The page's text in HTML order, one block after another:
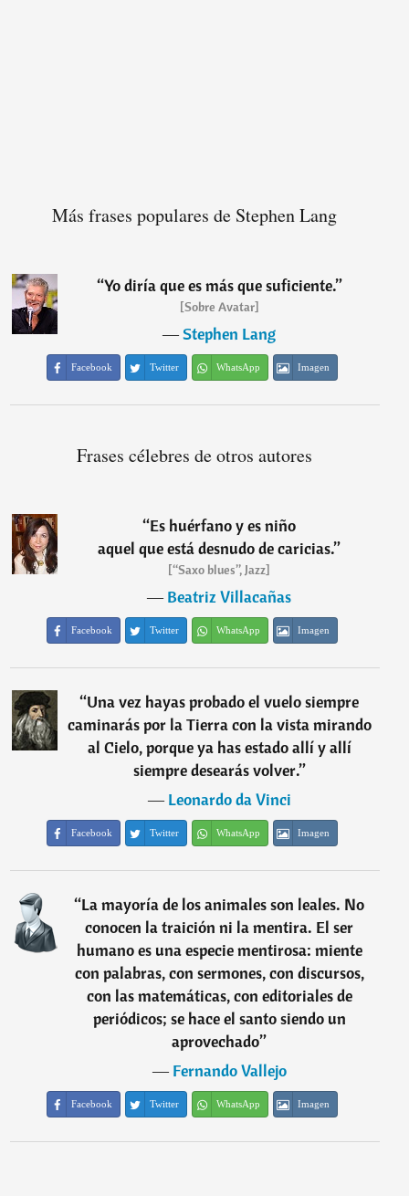
Más frases populares de Stephen Lang
“Yo diría que es más que suficiente.”
[Sobre Avatar]
―Stephen Lang
Facebook Twitter WhatsApp Imagen
Frases célebres de otros autores
“Es huérfano y es niño
aquel que está desnudo de caricias.”
[“Saxo blues”, Jazz]
―Beatriz Villacañas
Facebook Twitter WhatsApp Imagen
“Una vez hayas probado el vuelo siempre
caminarás por la Tierra con la vista mirando
al Cielo, porque ya has estado allí y allí
siempre desearás volver.”
―Leonardo da Vinci
Facebook Twitter WhatsApp Imagen
“La mayoría de los animales son leales. No
conocen la traición ni la mentira. El ser
humano es una especie mentirosa: miente
con palabras, con sermones, con discursos,
con las matemáticas, con editoriales de
periódicos; se hace el santo siendo un
aprovechado”
―Fernando Vallejo
Facebook Twitter WhatsApp Imagen